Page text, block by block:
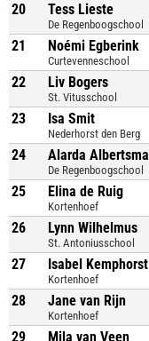
20 Tess Lieste
De Regenboogschool
21 Noémi Egberink
Curtevenneschool
22 Liv Bogers
St. Vitusschool
23 Isa Smit
Nederhorst den Berg
24 Alarda Albertsma
De Regenboogschool
25 Elina de Ruig
Kortenhoef
26 Lynn Wilhelmus
St. Antoniusschool
27 Isabel Kemphorst
Kortenhoef
28 Jane van Rijn
Kortenhoef
29 Mila van Veen